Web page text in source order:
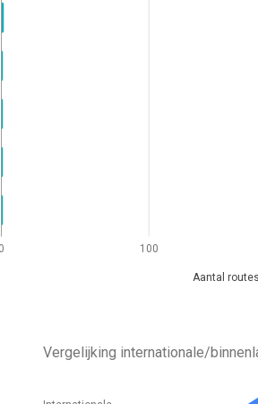
0 100
Aantal routes
Vergelijking internationale/